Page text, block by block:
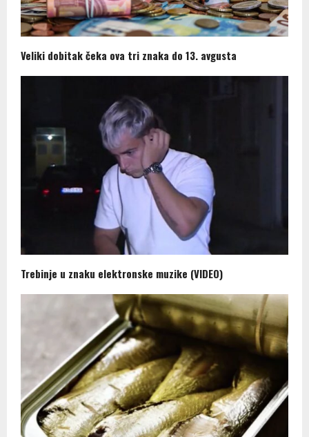
Veliki dobitak čeka ova tri znaka do 13. avgusta
Trebinje u znaku elektronske muzike (VIDEO)